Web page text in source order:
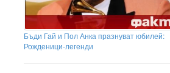
Бъди Гай и Пол Анка празнуват юбилей:
Рожденици-легенди